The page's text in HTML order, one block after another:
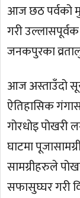
आज छठ पर्वको
गरी
जनकपुरका
आज अस्ताउँदो
ऐतिहासिक
गोरधोइ पोखरी
घाटमा
सामग्रीहरुले
सफासुघ्घर गरी